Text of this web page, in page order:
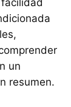
un
resumen.